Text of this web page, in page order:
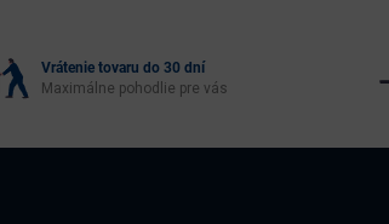
Vrátenie tovaru do 30 dní
Maximálne pohodlie pre vás